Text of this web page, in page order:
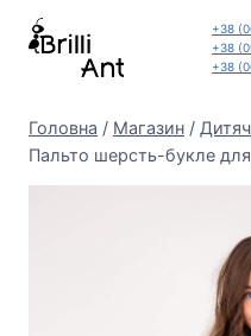
Перейти
+38
+38
+38
Головна / Магазин /
Пальто шерсть-букле для